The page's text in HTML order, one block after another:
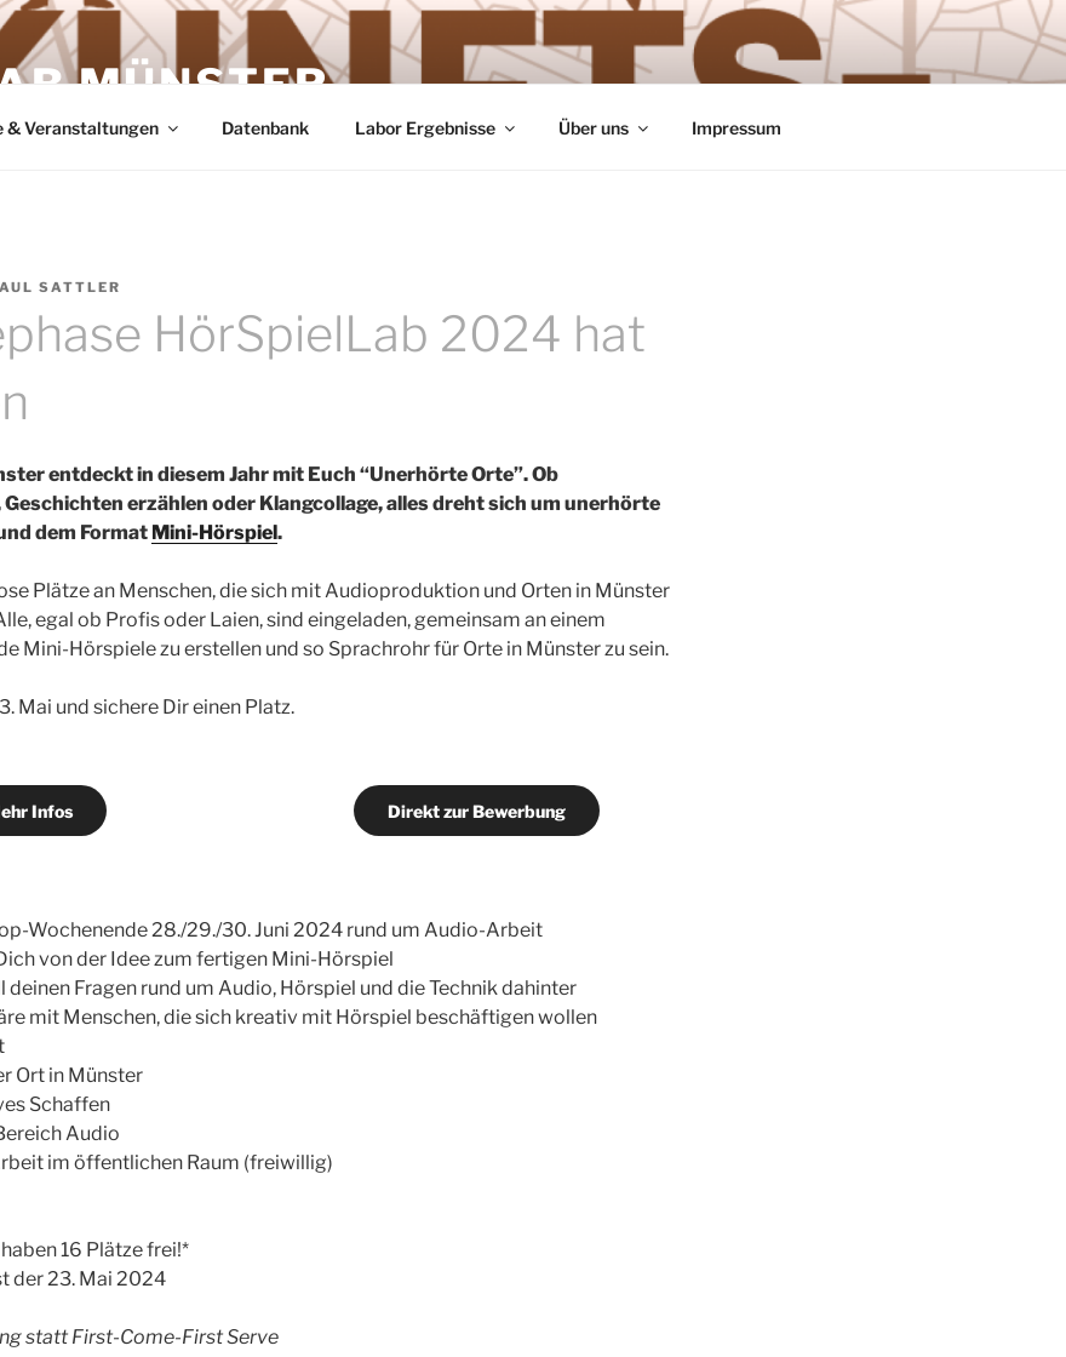
MÜNSTER
& Veranstaltungen Datenbank Labor Ergebnisse Über uns Impressum
SATTLER
HörSpielLab 2024 hat
entdeckt in diesem Jahr mit Euch “Unerhörte Orte”. Ob
erzählen oder Klangcollage, alles dreht sich um unerhörte
dem Format Mini-Hörspiel.
Plätze an Menschen, die sich mit Audioproduktion und Orten in Münster
egal ob Profis oder Laien, sind eingeladen, gemeinsam an einem
Mini-Hörspiele zu erstellen und so Sprachrohr für Orte in Münster zu sein.
Mai und sichere Dir einen Platz.
Infos Direkt zur Bewerbung
Wochenende 28./29./30. Juni 2024 rund um Audio-Arbeit
von der Idee zum fertigen Mini-Hörspiel
deinen Fragen rund um Audio, Hörspiel und die Technik dahinter
mit Menschen, die sich kreativ mit Hörspiel beschäftigen wollen
Ort in Münster
Schaffen
Audio
im öffentlichen Raum (freiwillig)
16 Plätze frei!*
der 23. Mai 2024
statt First-Come-First Serve